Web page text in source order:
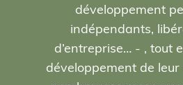
développement
indépendants,
d’entreprise… - , tout
développement de